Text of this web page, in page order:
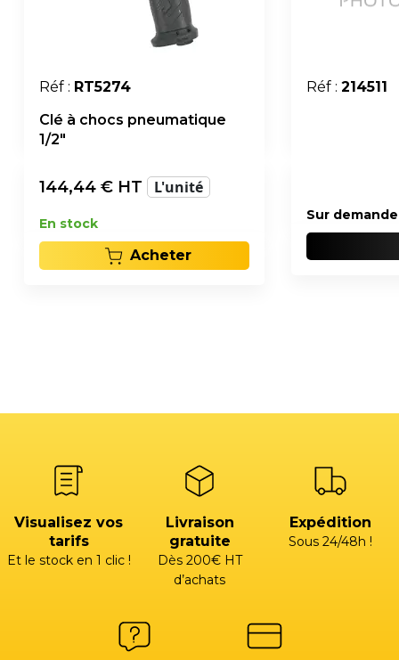
Réf : RT5274
Clé à chocs pneumatique
1/2"
144,44 € HT L'unité
En stock
Acheter
Réf : 214511
Sur demande
Visualisez vos
tarifs
Et le stock en 1 clic !
Livraison
gratuite
Dès 200€ HT
d’achats
Expédition
Sous 24/48h !